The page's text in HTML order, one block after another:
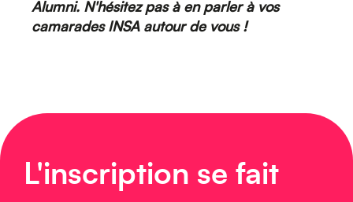
Alumni. N'hésitez pas à en parler à vos
camarades INSA autour de vous !
L'inscription se fait